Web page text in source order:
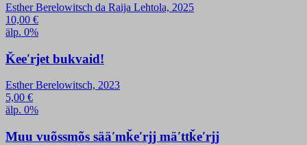
Esther Berelowitsch da Raija Lehtola, 2025
10,00 €
älp. 0%
Ǩeeʹrjet bukvaid!
Esther Berelowitsch, 2023
5,00 €
älp. 0%
Muu vuõssmõs sääʹmǩeʹrjj mäʹttǩeʹrjj